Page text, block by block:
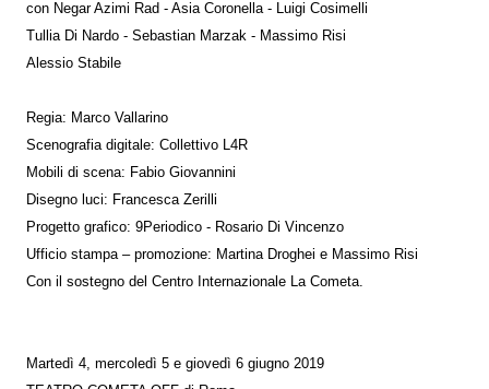
con Negar Azimi Rad - Asia Coronella - Luigi Cosimelli
Tullia Di Nardo - Sebastian Marzak - Massimo Risi
Alessio Stabile
Regia: Marco Vallarino
Scenografia digitale: Collettivo L4R
Mobili di scena: Fabio Giovannini
Disegno luci: Francesca Zerilli
Progetto grafico: 9Periodico - Rosario Di Vincenzo
Ufficio stampa – promozione: Martina Droghei e Massimo Risi
Con il sostegno del Centro Internazionale La Cometa.
Martedì 4, mercoledì 5 e giovedì 6 giugno 2019